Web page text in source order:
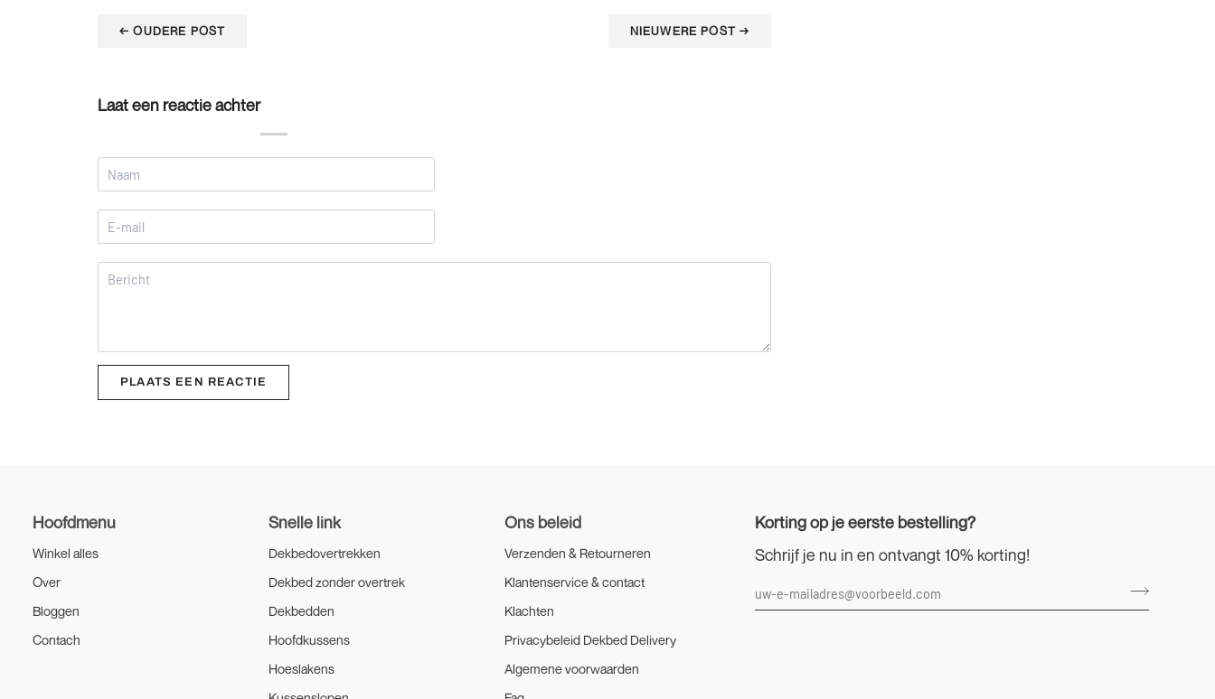
← OUDERE POST NIEUWERE POST→
Laat een reactie achter
PLAATS EEN REACTIE
Korting op je eerste bestelling?
Schrijf je nu in en ontvangt 10% korting!
Hoofdmenu
Winkel alles
Over
Bloggen
Contach
Snelle link
Dekbedovertrekken
Dekbed zonder overtrek
Dekbedden
Hoofdkussens
Hoeslakens
Ons beleid
Verzenden & Retourneren
Klantenservice & contact
Klachten
Privacybeleid Dekbed Delivery
Algemene voorwaarden